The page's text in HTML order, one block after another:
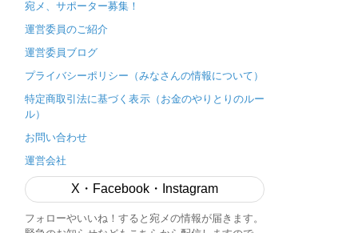
宛メ、サポーター募集！
運営委員のご紹介
運営委員ブログ
プライバシーポリシー（みなさんの情報について）
特定商取引法に基づく表示（お金のやりとりのルー
ル）
お問い合わせ
運営会社
X・Facebook・Instagram
フォローやいいね！すると宛メの情報が届きます。